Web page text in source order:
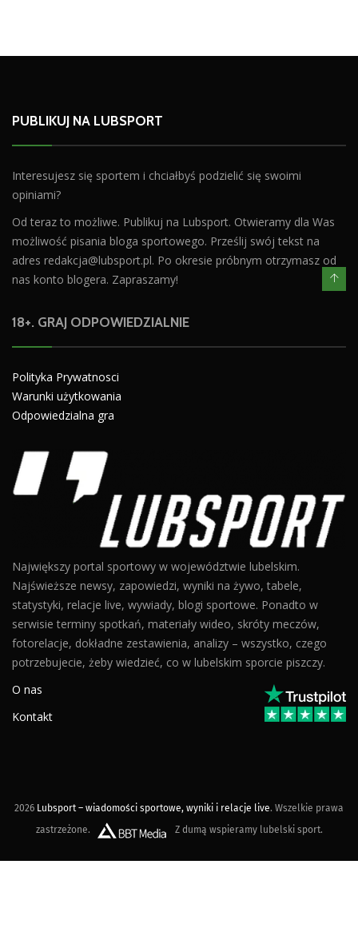
PUBLIKUJ NA LUBSPORT
Interesujesz się sportem i chciałbyś podzielić się swoimi
opiniami?
Od teraz to możliwe. Publikuj na Lubsport. Otwieramy dla Was
możliwość pisania bloga sportowego. Prześlij swój tekst na
adres redakcja@lubsport.pl. Po okresie próbnym otrzymasz od
nas konto blogera. Zapraszamy!
18+. GRAJ ODPOWIEDZIALNIE
Polityka Prywatnosci
Warunki użytkowania
Odpowiedzialna gra
Największy portal sportowy w województwie lubelskim.
Najświeższe newsy, zapowiedzi, wyniki na żywo, tabele,
statystyki, relacje live, wywiady, blogi sportowe. Ponadto w
serwisie terminy spotkań, materiały wideo, skróty meczów,
fotorelacje, dokładne zestawienia, analizy – wszystko, czego
potrzebujecie, żeby wiedzieć, co w lubelskim sporcie piszczy.
O nas
Kontakt
2026 Lubsport – wiadomości sportowe, wyniki i relacje live. Wszelkie prawa
zastrzeżone.
Z dumą wspieramy lubelski sport.